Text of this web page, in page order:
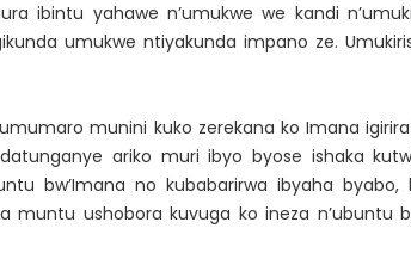
ibintu yahawe n’umukwe we kandi
umukwe ntiyakunda impano ze.
munini kuko zerekana ko Imana
ariko muri ibyo byose ishaka
bw’Imana no kubabarirwa ibyaha
muntu ushobora kuvuga ko ineza